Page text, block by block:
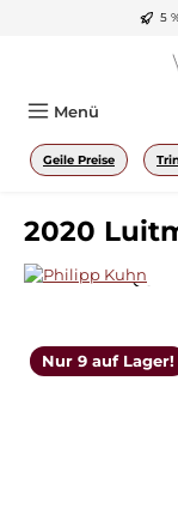
Zum Hauptinhalt 5
Menü
Geile Preise
2020
Bildergalerie
Nur 9 auf Lager!